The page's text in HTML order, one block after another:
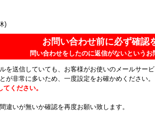
)
お問い合わせ前に必ず確認
問い合わせをしたのに返信がないというお
を送信していても、お客様がお使いのメールサー
が非常に多いため、一度設定をお確かめください。
ください。
違いが無いか確認を再度お願い致します。